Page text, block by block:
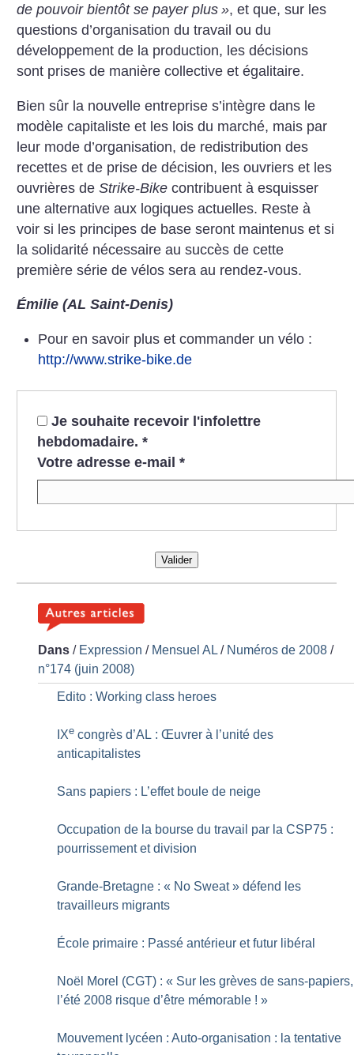
de pouvoir bientôt se payer plus », et que, sur les
questions d’organisation du travail ou du
développement de la production, les décisions
sont prises de manière collective et égalitaire.
Bien sûr la nouvelle entreprise s’intègre dans le
modèle capitaliste et les lois du marché, mais par
leur mode d’organisation, de redistribution des
recettes et de prise de décision, les ouvriers et les
ouvrières deStrike-Bike contribuent à esquisser
une alternative aux logiques actuelles. Reste à
voir si les principes de base seront maintenus et si
la solidarité nécessaire au succès de cette
première série de vélos sera au rendez-vous.
Émilie (AL Saint-Denis)
Pour en savoir plus et commander un vélo :
http://www.strike-bike.de
Je souhaite recevoir l'infolettre
hebdomadaire. *
Votre adresse e-mail *
Valider
Dans / Expression / Mensuel AL / Numéros de 2008 /
n°174 (juin 2008)
Edito : Working class heroes
IXe congrès d’AL : Œuvrer à l’unité des
anticapitalistes
Sans papiers : L’effet boule de neige
Occupation de la bourse du travail par la CSP75 :
pourrissement et division
Grande-Bretagne : « No Sweat » défend les
travailleurs migrants
École primaire : Passé antérieur et futur libéral
Noël Morel (CGT) : « Sur les grèves de sans-papiers,
l’été 2008 risque d’être mémorable ! »
Mouvement lycéen : Auto-organisation : la tentative